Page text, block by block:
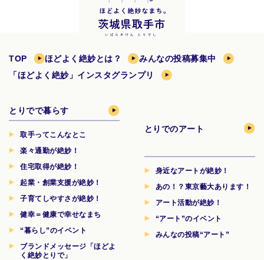
TOP ほどよく絶妙とは？
みんなの投稿募集中
「ほどよく絶妙」インスタグランプリ
とりでで暮らす
取手ってこんなとこ
楽々通勤が絶妙！
住宅取得が絶妙！
起業・創業支援が絶妙！
子育てしやすさが絶妙！
健幸＝健康で幸せなまち
“暮らし”のイベント
ブランドメッセージ「ほどよ
く絶妙とりで」
とりでのアート
身近なアートが絶妙！
あの！？東京藝大あります！
アート活動が絶妙！
“アート”のイベント
みんなの投稿“アート”